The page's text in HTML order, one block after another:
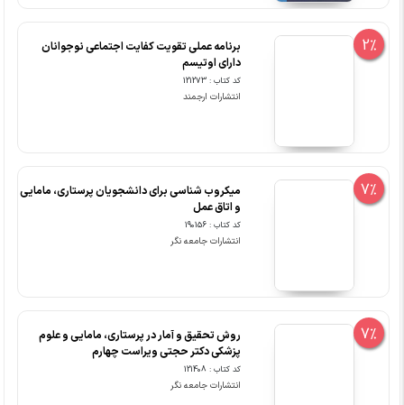
2%
برنامه عملی تقویت کفایت اجتماعی نوجوانان
دارای اوتیسم
کد کتاب : 121273
انتشارات ارجمند
7%
میکروب شناسی برای دانشجویان پرستاری، مامایی
و اتاق عمل
کد کتاب : 190156
انتشارات جامعه نگر
7%
روش تحقیق و آمار در پرستاری، مامایی و علوم
پزشکی دکتر حجتی ویراست چهارم
کد کتاب : 121408
انتشارات جامعه نگر